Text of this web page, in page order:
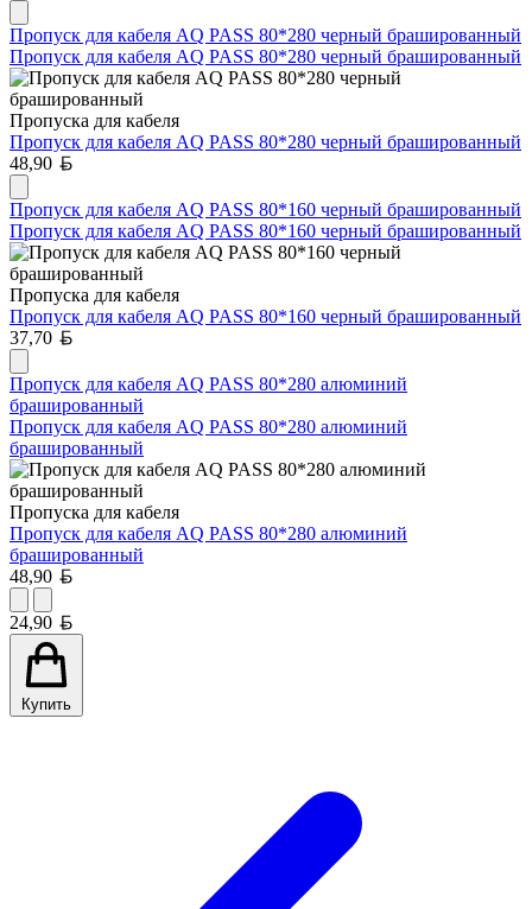
Пропуск для кабеля AQ PASS 80*280 черный брашированный
Пропуск для кабеля AQ PASS 80*280 черный брашированный
Пропуска для кабеля
Пропуск для кабеля AQ PASS 80*280 черный брашированный
48,90
Пропуск для кабеля AQ PASS 80*160 черный брашированный
Пропуск для кабеля AQ PASS 80*160 черный брашированный
Пропуска для кабеля
Пропуск для кабеля AQ PASS 80*160 черный брашированный
37,70
Пропуск для кабеля AQ PASS 80*280 алюминий
брашированный
Пропуск для кабеля AQ PASS 80*280 алюминий
брашированный
Пропуска для кабеля
Пропуск для кабеля AQ PASS 80*280 алюминий
брашированный
48,90
24,90
Купить